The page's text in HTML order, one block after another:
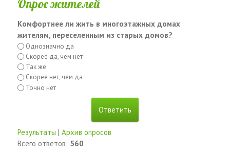
Опрос жителей
Комфортнее ли жить в многоэтажных домах
жителям, переселенным из старых домов?
Однозначно да
Скорее да, чем нет
Так же
Скорее нет, чем да
Точно нет
Результаты | Архив опросов
Всего ответов: 560